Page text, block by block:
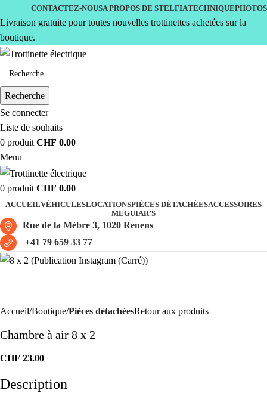
CONTACTEZ-NOUSA PROPOS DE STELFIATECHNIQUEPHOTOS
Livraison gratuite pour toutes nouvelles trottinettes achetées sur la
boutique.
Recherche
Se connecter
Liste de souhaits
0 produit CHF 0.00
Menu
0 produit CHF 0.00
ACCUEILVÉHICULESLOCATIONSPIÈCES DÉTACHÉESACCESSOIRES
MEGUIAR’S
Rue de la Mèbre 3, 1020 Renens
+41 79 659 33 77
Accueil Boutique Pièces détachéesRetour aux produits
Chambre à air 8 x 2
CHF 23.00
Description